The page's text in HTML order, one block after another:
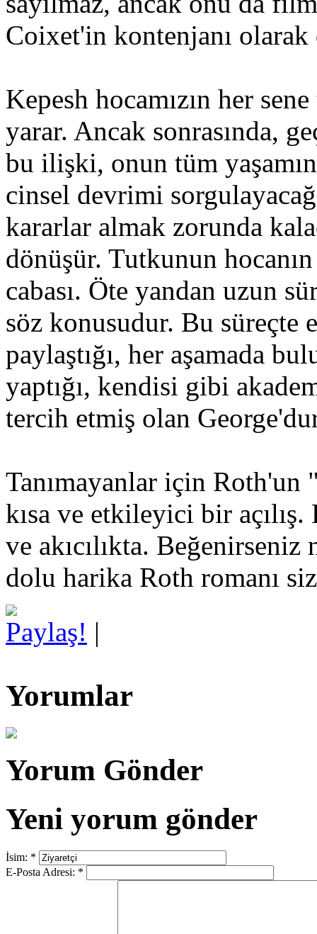
Coixet'in kontenjanı
Kepesh hocamızın her
yarar. Ancak sonrasında,
bu ilişki, onun tüm
cinsel devrimi
kararlar almak zorunda
dönüşür. Tutkunun
cabası. Öte yandan uzun
söz konusudur. Bu süreçte
paylaştığı, her aşamada
yaptığı, kendisi gibi
tercih etmiş olan
Tanımayanlar için Roth'un
kısa ve etkileyici bir
ve akıcılıkta.
dolu harika Roth romanı
Paylaş! |
Yorumlar
Yorum Gönder
Yeni yorum gönder
İsim: *
E-Posta Adresi: *